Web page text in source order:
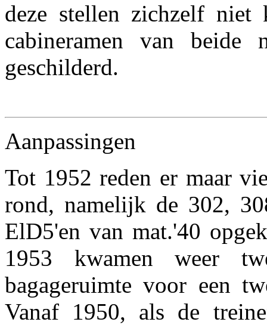
deze stellen zichzelf niet
cabineramen van beide
geschilderd.
Aanpassingen
Tot 1952 reden er maar
rond, namelijk de 302,
ElD5'en van mat.'40
1953 kwamen weer
bagageruimte voor een
Vanaf 1950, als de